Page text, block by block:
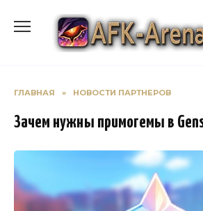
содержанию
ГЛАВНАЯ » НОВОСТИ ПАРТНЕРОВ
Зачем нужны примогемы в